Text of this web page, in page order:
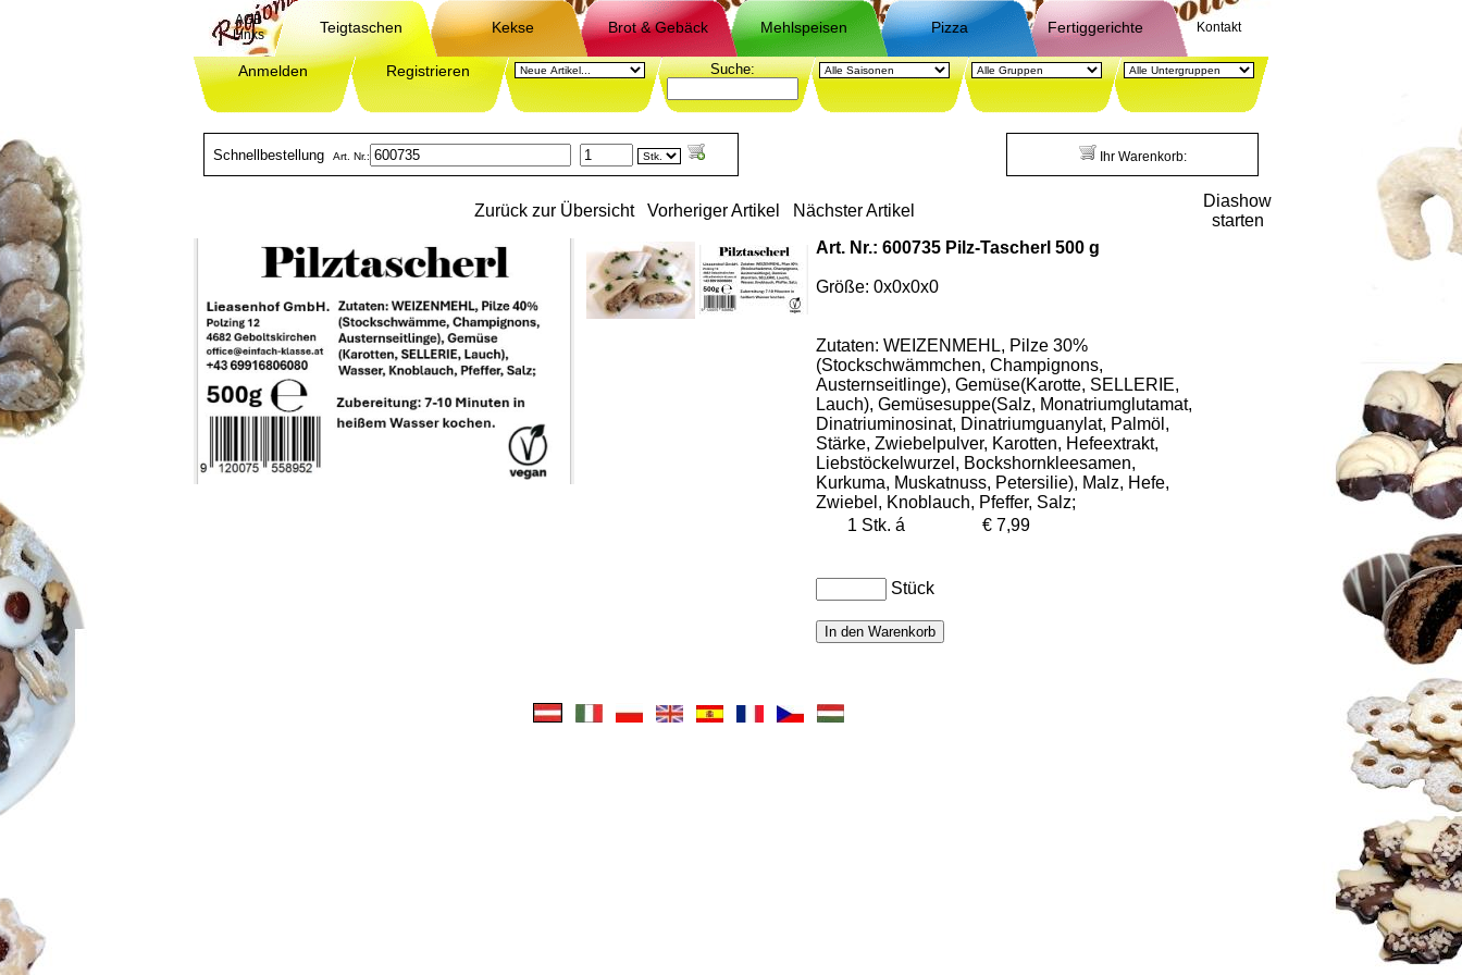
AGB
Links
Teigtaschen Kekse Brot & Gebäck Mehlspeisen Pizza Fertiggerichte Kontakt
Anmelden Registrieren Suche:
Schnellbestellung Art. Nr.: Ihr Warenkorb:
Zurück zur Übersicht Vorheriger Artikel Nächster Artikel
Diashow
starten
Art. Nr.: 600735 Pilz-Tascherl 500 g
Größe: 0x0x0x0
Zutaten: WEIZENMEHL, Pilze 30%
(Stockschwämmchen, Champignons,
Austernseitlinge), Gemüse(Karotte, SELLERIE,
Lauch), Gemüsesuppe(Salz, Monatriumglutamat,
Dinatriuminosinat, Dinatriumguanylat, Palmöl,
Stärke, Zwiebelpulver, Karotten, Hefeextrakt,
Liebstöckelwurzel, Bockshornkleesamen,
Kurkuma, Muskatnuss, Petersilie), Malz, Hefe,
Zwiebel, Knoblauch, Pfeffer, Salz;
1 Stk. á € 7,99
Stück